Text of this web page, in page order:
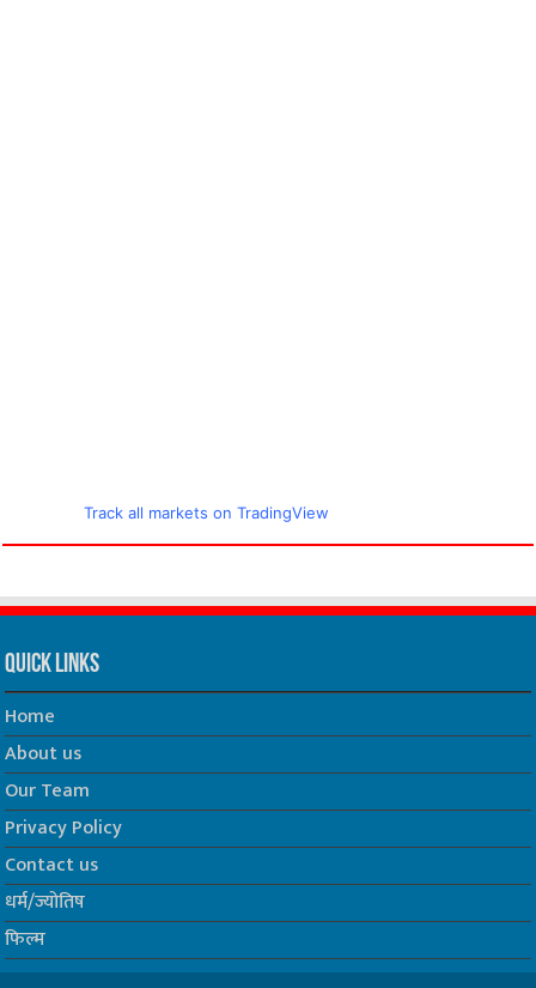
Track all markets on TradingView
Quick Links
Home
About us
Our Team
Privacy Policy
Contact us
धर्म/ज्योतिष
फिल्म